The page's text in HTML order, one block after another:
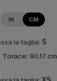
IN CM
la taglia: S
Torace: 90.17 cm